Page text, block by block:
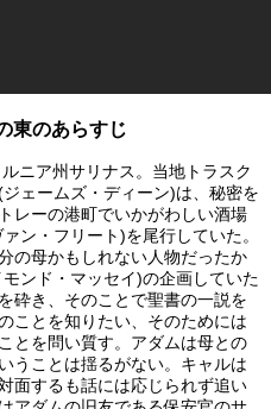
東のあらすじ
ニア州サリナス。当地トラスク
ェームズ・ディーン)は、秘密を
レーの港町でいかがわしい酒場
ン・フリート)を尾行していた。
の母かもしれない人物だったか
ンド・マッセイ)の企画していた
砕き、そのことで聖書の一説を
ことを知りたい、そのためには
とを問い質す。アダムは母との
うことは揺るがない。キャルは
面するも話には応じられず追い